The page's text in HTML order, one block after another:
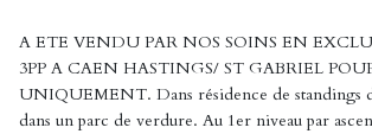
A ETE VENDU PAR NOS SOINS EN
3PP A CAEN HASTINGS/ ST GABRIEL
UNIQUEMENT. Dans résidence de standings
dans un parc de verdure. Au 1er niveau par